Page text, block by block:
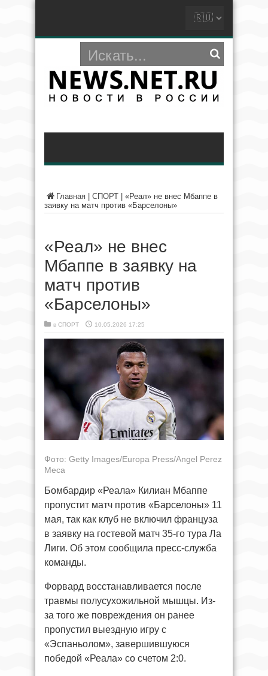
Главная СПОРТ
«Реал» не внес Мбаппе в
заявку на матч против «Барселоны»
«Реал» не внес
Мбаппе в заявку на
матч против
«Барселоны»
в СПОРТ 10.05.2026 17:25
Фото: Getty Images/Europa Press/Angel Perez
Meca
Бомбардир «Реала» Килиан Мбаппе
пропустит матч против «Барселоны» 11
мая, так как клуб не включил француза
в заявку на гостевой матч 35-го тура Ла
Лиги. Об этом сообщила пресс-служба
команды.
Форвард восстанавливается после
травмы полусухожильной мышцы. Из-
за того же повреждения он ранее
пропустил выездную игру с
«Эспаньолом», завершившуюся
победой «Реала» со счетом 2:0.